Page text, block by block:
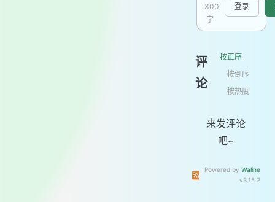
300
字
登录
评
论
按正序
按倒序
按热度
来发评论
吧~
订阅本文评论
Powered by Waline
v3.15.2